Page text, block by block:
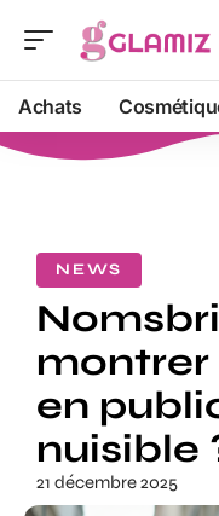
Achats
NEWS
montrer
en
nuisible
21 décembre 2025